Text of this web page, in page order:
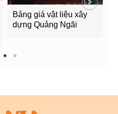
Bảng giá vật liệu xây
dựng Quảng Ngãi
2 3